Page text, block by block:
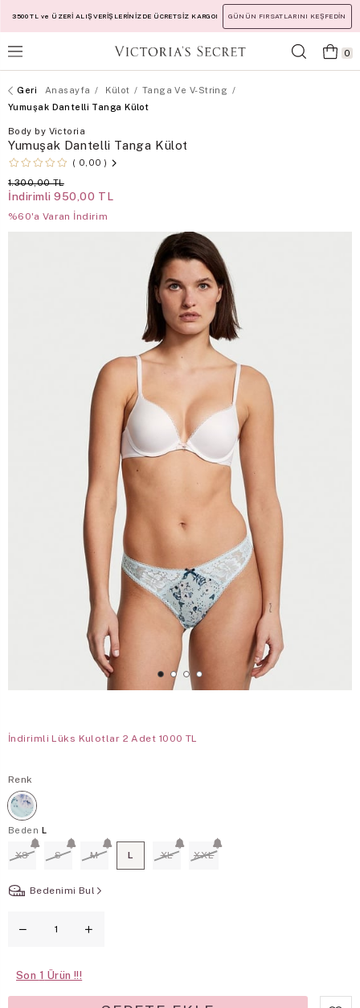
3500 TL ve ÜZERİ ALIŞVERİŞLERİNİZDE ÜCRETSİZ KARGO! GÜNÜN FIRSATLARINI KEŞFEDİN
0
Anasayfa Külot
Tanga Ve V-String
Yumuşak Dantelli Tanga Külot
Body by Victoria
Yumuşak Dantelli Tanga Külot
0,00
1.300,00 TL
İndirimli 950,00 TL
%60'a Varan İndirim
İndirimli Lüks Kulotlar 2 Adet 1000 TL
Renk
Beden L
XS S M L XL XXL
Bedenimi Bul
Son 1